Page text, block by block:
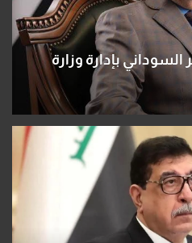
بإدارة وزارة